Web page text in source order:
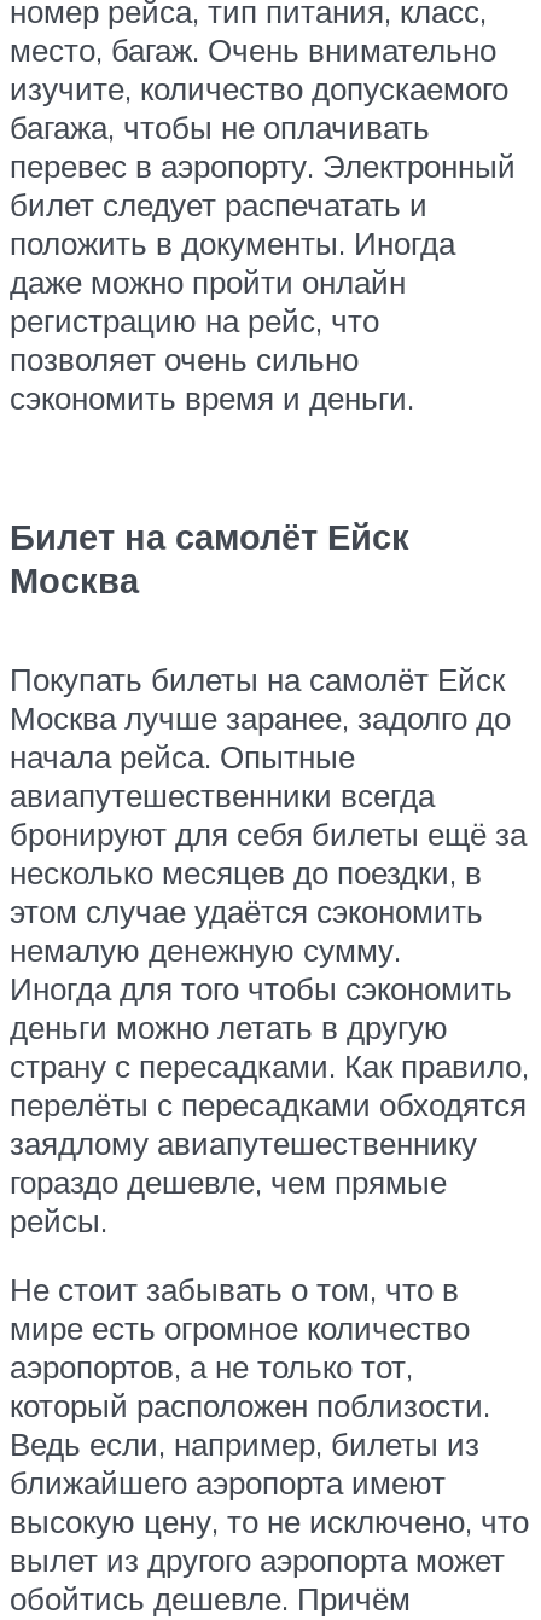
номер рейса, тип питания, класс,
место, багаж. Очень внимательно
изучите, количество допускаемого
багажа, чтобы не оплачивать
перевес в аэропорту. Электронный
билет следует распечатать и
положить в документы. Иногда
даже можно пройти онлайн
регистрацию на рейс, что
позволяет очень сильно
сэкономить время и деньги.
Билет на самолёт Ейск
Москва
Покупать билеты на самолёт Ейск
Москва лучше заранее, задолго до
начала рейса. Опытные
авиапутешественники всегда
бронируют для себя билеты ещё за
несколько месяцев до поездки, в
этом случае удаётся сэкономить
немалую денежную сумму.
Иногда для того чтобы сэкономить
деньги можно летать в другую
страну с пересадками. Как правило,
перелёты с пересадками обходятся
заядлому авиапутешественнику
гораздо дешевле, чем прямые
рейсы.
Не стоит забывать о том, что в
мире есть огромное количество
аэропортов, а не только тот,
который расположен поблизости.
Ведь если, например, билеты из
ближайшего аэропорта имеют
высокую цену, то не исключено, что
вылет из другого аэропорта может
обойтись дешевле. Причём